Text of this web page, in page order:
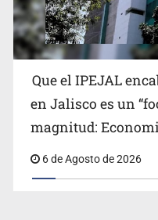
Que el IPEJAL
en Jalisco es un
magnitud:
6 de Agosto de 2026